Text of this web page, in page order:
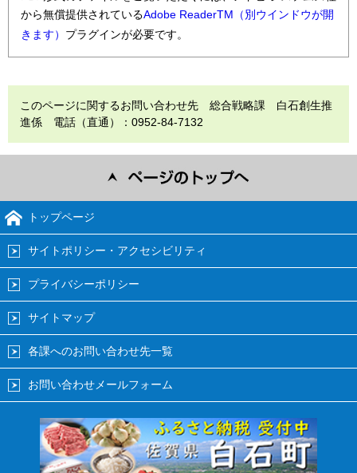
から無償提供されているAdobe ReaderTM（別ウインドウが開
きます） プラグインが必要です。
このページに関するお問い合わせ先 総合戦略課 白石創生推
進係 電話（直通）：0952-84-7132
トップページ
サイトポリシー・アクセシビリティ
プライバシーポリシー
サイトマップ
各課へのお問い合わせ先一覧
お問い合わせメールフォーム